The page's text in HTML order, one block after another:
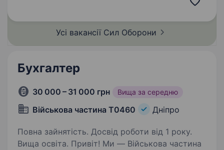
(меморіальних…
Усі вакансії Сил Оборони
Бухгалтер
30 000 – 31 000 грн Вища за середню
Військова частина Т0460 Дніпро
Повна зайнятість. Досвід роботи від 1 року.
Вища освіта. Привіт! Ми — Військова частина